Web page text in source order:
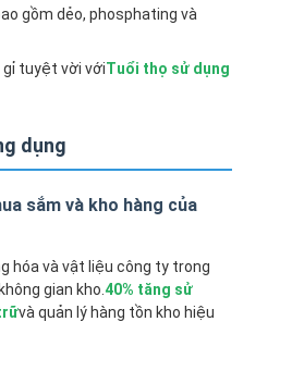
gồm dẻo, phosphating và
gỉ tuyệt vời vớiTuổi thọ sử dụng
dụng
sắm và kho hàng của
hóa và vật liệu công ty trong
gian kho.40% tăng sử
và quản lý hàng tồn kho hiệu